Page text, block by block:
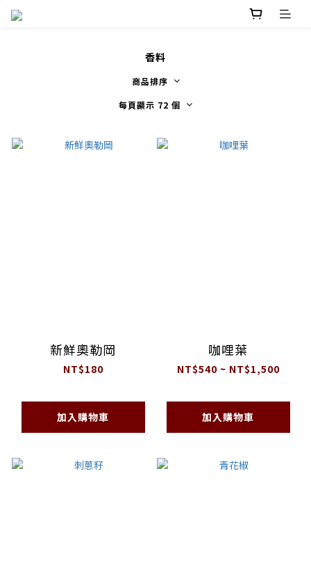
香料
商品排序
每頁顯示 72 個
新鮮奧勒岡
NT$180
加入購物車
咖哩葉
NT$540 ~ NT$1,500
加入購物車